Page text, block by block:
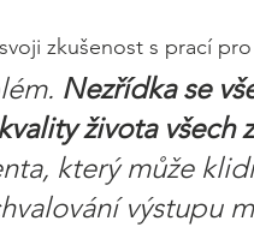
zkušenost s prací
Nezřídka se
života všech
který může
výstupu